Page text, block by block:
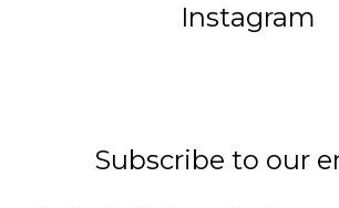
Instagram
Subscribe to our